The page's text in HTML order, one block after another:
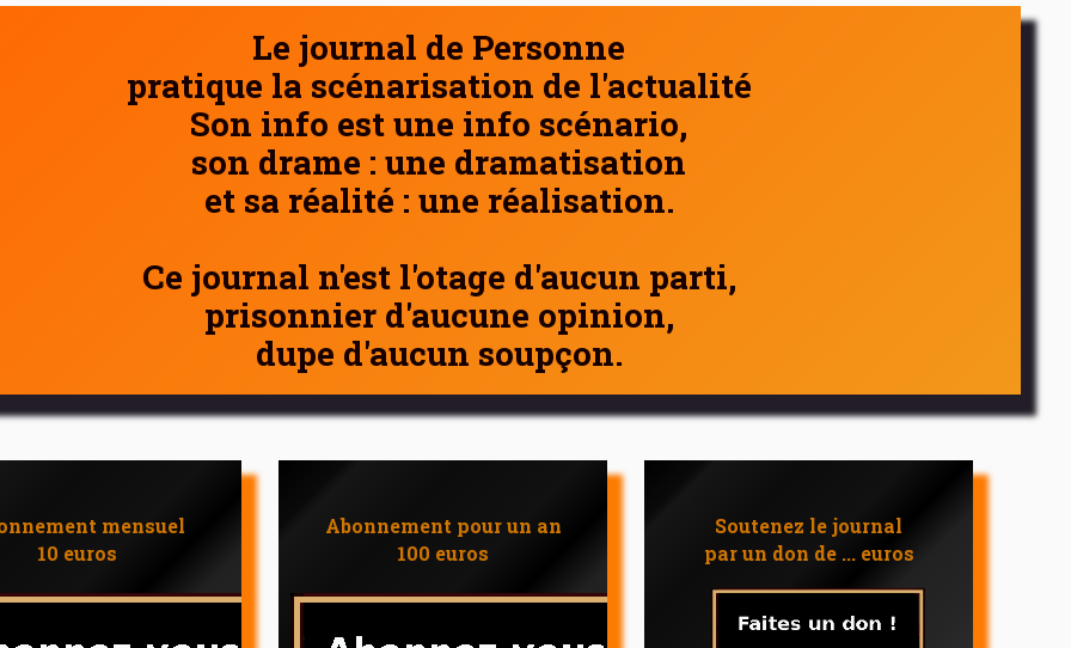
Le journal de Personne
pratique la scénarisation de l'actualité
Son info est une info scénario,
son drame : une dramatisation
et sa réalité : une réalisation.
Ce journal n'est l'otage d'aucun parti,
prisonnier d'aucune opinion,
dupe d'aucun soupçon.
mensuel
10 euros
Abonnement pour un an
100 euros
Soutenez le journal
par un don de ... euros